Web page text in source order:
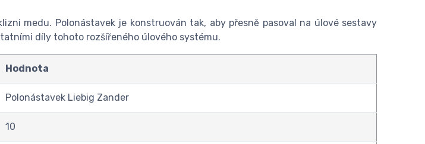
medu. Polonástavek je konstruován tak, aby přesně pasoval na úlové sestavy
díly tohoto rozšířeného úlového systému.
Hodnota
Polonástavek Liebig Zander
10